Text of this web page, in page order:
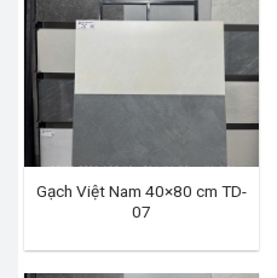
Gạch Việt Nam 40×80 cm TD-
07